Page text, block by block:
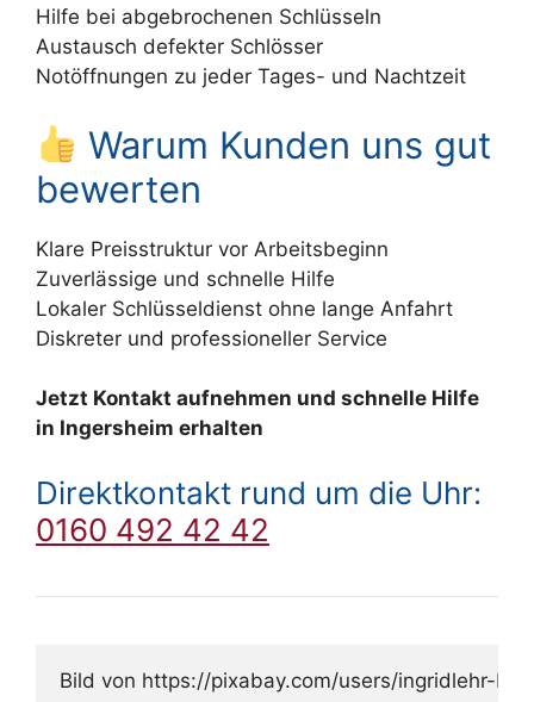
Hilfe bei abgebrochenen Schlüsseln
Austausch defekter Schlösser
Notöffnungen zu jeder Tages- und Nachtzeit
Warum Kunden uns gut
bewerten
Klare Preisstruktur vor Arbeitsbeginn
Zuverlässige und schnelle Hilfe
Lokaler Schlüsseldienst ohne lange Anfahrt
Diskreter und professioneller Service
Jetzt Kontakt aufnehmen und schnelle Hilfe
in Ingersheim erhalten
Direktkontakt rund um die Uhr:
0160 492 42 42
Bild von https://pixabay.com/users/ingridlehr-